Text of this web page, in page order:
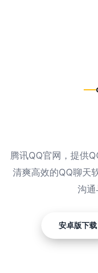
腾讯QQ官网，提供
清爽高效的QQ聊天
沟通
安卓版下载